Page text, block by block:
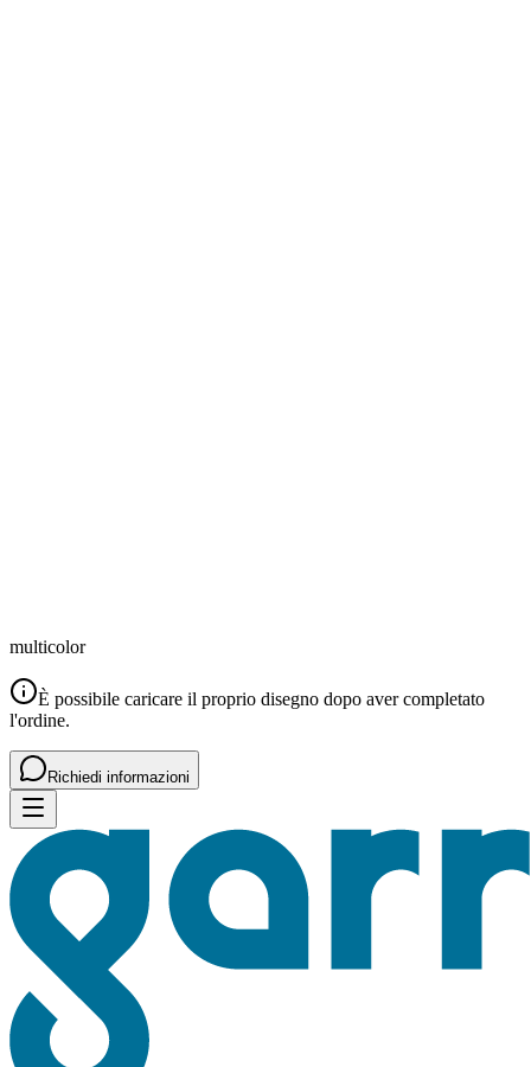
multicolor
È possibile caricare il proprio disegno dopo aver completato
l'ordine.
Richiedi informazioni